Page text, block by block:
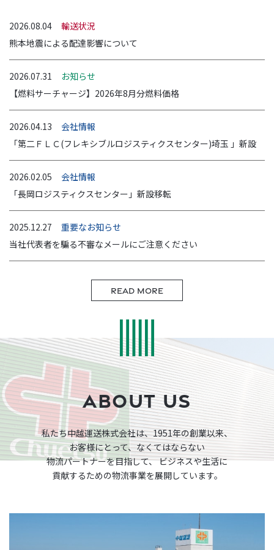
2026.08.04
輸送状況
熊本地震による配達影響について
2026.07.31
お知らせ
【燃料サーチャージ】2026年8月分燃料価格
2026.04.13
会社情報
「第二ＦＬＣ(フレキシブルロジスティクスセンター)埼玉 」新設
2026.02.05
会社情報
「長岡ロジスティクスセンター」新設移転
2025.12.27
重要なお知らせ
当社代表者を騙る不審なメールにご注意ください
READ MORE
ABOUT US
私たち中越運送株式会社は、1951年の創業以来、
お客様にとって、なくてはならない
物流パートナーを目指して、ビジネスや生活に
貢献するための物流事業を展開しています。